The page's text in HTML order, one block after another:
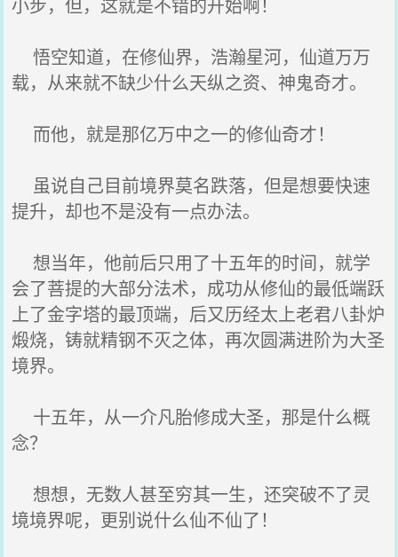
悟空知道，在修仙界，浩瀚星河，仙道万万
载，从来就不缺少什么天纵之资、神鬼奇才。
而他，就是那亿万中之一的修仙奇才！
虽说自己目前境界莫名跌落，但是想要快速
提升，却也不是没有一点办法。
想当年，他前后只用了十五年的时间，就学
会了菩提的大部分法术，成功从修仙的最低端跃
上了金字塔的最顶端，后又历经太上老君八卦炉
煅烧，铸就精钢不灭之体，再次圆满进阶为大圣
境界。
十五年，从一介凡胎修成大圣，那是什么概
念？
想想，无数人甚至穷其一生，还突破不了灵
境境界呢，更别说什么仙不仙了！